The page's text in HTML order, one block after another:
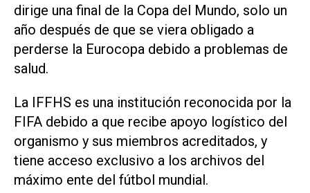
dirige una final de la Copa del Mundo, solo un
año después de que se viera obligado a
perderse la Eurocopa debido a problemas de
salud.
La IFFHS es una institución reconocida por la
FIFA​ debido a que recibe apoyo logístico del
organismo y sus miembros acreditados, y
tiene acceso exclusivo a los archivos del
máximo ente del fútbol mundial.